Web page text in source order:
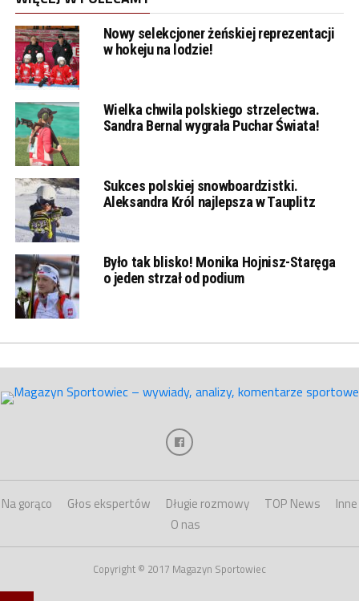
Nowy selekcjoner żeńskiej reprezentacji
w hokeju na lodzie!
Wielka chwila polskiego strzelectwa.
Sandra Bernal wygrała Puchar Świata!
Sukces polskiej snowboardzistki.
Aleksandra Król najlepsza w Tauplitz
Było tak blisko! Monika Hojnisz-Staręga
o jeden strzał od podium
Na gorąco Głos ekspertów Długie rozmowy TOP News
Inne
O nas
Copyright © 2017 Magazyn Sportowiec